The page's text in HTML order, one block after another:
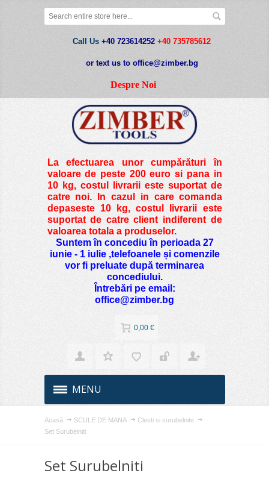
Call Us +40 723614252 +40 735785612
or text us to office@zimber.bg
Despre Noi
La efectuarea unor cumpărături în
valoare de peste200 euro si pana in
10 kg, costul livrarii este suportat de
catre noi. In cazul in care comanda
depaseste 10 kg, costul livrarii este
suportat de catre client indiferent de
valoarea totala a produselor.
Suntem în concediu în perioada 27
iunie - 1 iulie ,telefoanele și comenzile
vor fi preluate după terminarea
concediului.
Întrebări pe email:
office@zimber.bg
0,00 €
MENU
Acasă SCULE DE MANA
Clesti si surubelnite
Set Surubelniti
Set Surubelniti